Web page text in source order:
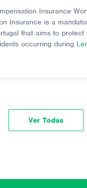
Insurance
Insurance is a
that aims to protect
occurring during
Ver Todas